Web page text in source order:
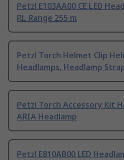
Petzl E103AA00 CE LED
RL Range 255 m
Petzl Torch Helmet Clip
Headlamps, Headlamp
Petzl Torch Accessory Kit
ARIA Headlamp
Petzl E810AB00 LED